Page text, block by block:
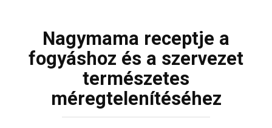
Nagymama receptje a
fogyáshoz és a szervezet
természetes
méregtelenítéséhez